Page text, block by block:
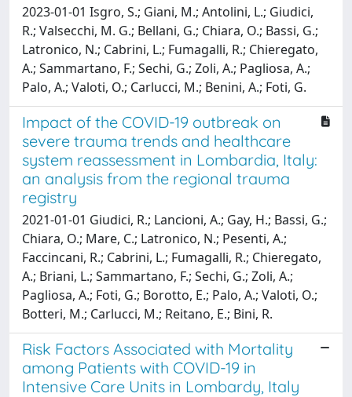
2023-01-01 Isgro, S.; Giani, M.; Antolini, L.; Giudici,
R.; Valsecchi, M. G.; Bellani, G.; Chiara, O.; Bassi, G.;
Latronico, N.; Cabrini, L.; Fumagalli, R.; Chieregato,
A.; Sammartano, F.; Sechi, G.; Zoli, A.; Pagliosa, A.;
Palo, A.; Valoti, O.; Carlucci, M.; Benini, A.; Foti, G.
Impact of the COVID-19 outbreak on
severe trauma trends and healthcare
system reassessment in Lombardia, Italy:
an analysis from the regional trauma
registry
2021-01-01 Giudici, R.; Lancioni, A.; Gay, H.; Bassi, G.;
Chiara, O.; Mare, C.; Latronico, N.; Pesenti, A.;
Faccincani, R.; Cabrini, L.; Fumagalli, R.; Chieregato,
A.; Briani, L.; Sammartano, F.; Sechi, G.; Zoli, A.;
Pagliosa, A.; Foti, G.; Borotto, E.; Palo, A.; Valoti, O.;
Botteri, M.; Carlucci, M.; Reitano, E.; Bini, R.
Risk Factors Associated with Mortality
among Patients with COVID-19 in
Intensive Care Units in Lombardy, Italy